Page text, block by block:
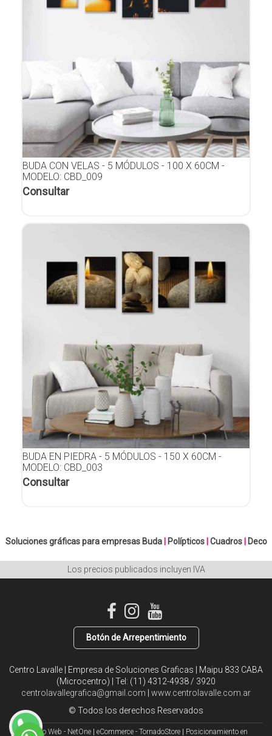
BUDA CON VELAS - 5 MÓDULOS - 100 X 60CM -
MODELO: CBD_009
Consultar
BUDA EN PIEDRA - 5 MÓDULOS - 150 X 60CM -
MODELO: CBD_003
Consultar
Soluciones gráficas para empresas Buda| Polípticos| Cuadros| Deco
Los precios publicados incluyen IVA
Botón de Arrepentimiento
Centro Lavalle | Empresa de Soluciones Graficas | Maipu 833 CABA
(Microcentro) | Tel: (11) 4312-4938 / 3920
centrolavallegrafica@gmail.com
www.centrolavalle.com.ar
© Todos los derechos Reservados
Diseño Web - NetOne eCommerce - TornadoStore Posicionamiento en